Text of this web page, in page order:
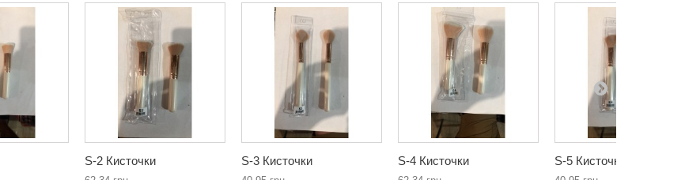
S-2 Кисточки S-3 Кисточки S-4 Кисточки S-5 Кисточки